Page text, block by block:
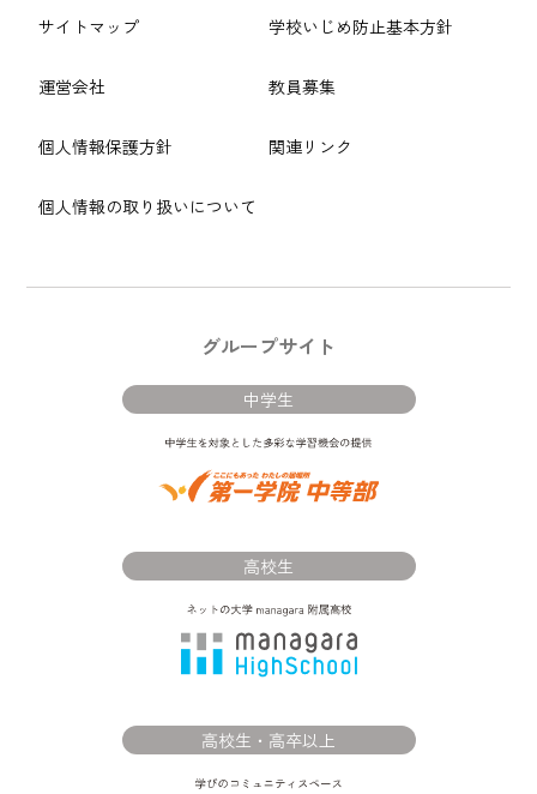
サイトマップ
運営会社
個人情報保護方針
個人情報の取り扱いについて
学校いじめ防止基本方針
教員募集
関連リンク
グループサイト
中学生
高校生
高校生・高卒以上